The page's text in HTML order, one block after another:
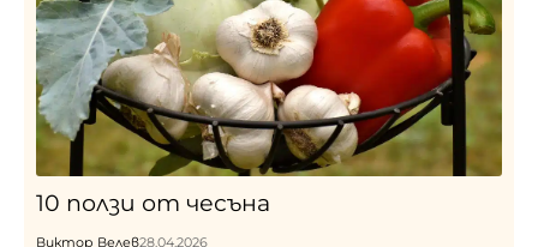
10 ползи от чесъна
Виктор Велев28.04.2026